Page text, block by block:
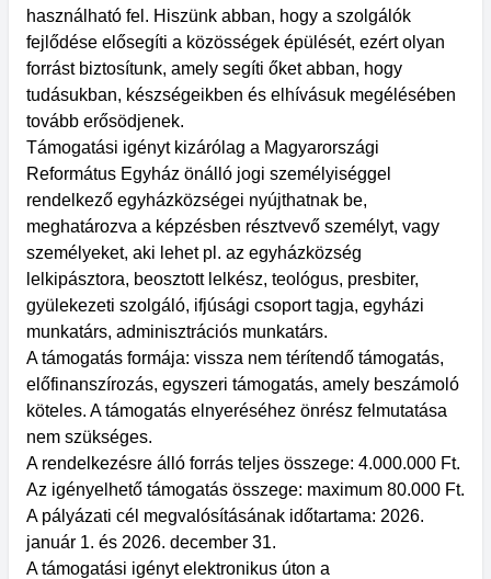
használható fel. Hiszünk abban, hogy a szolgálók
fejlődése elősegíti a közösségek épülését, ezért olyan
forrást biztosítunk, amely segíti őket abban, hogy
tudásukban, készségeikben és elhívásuk megélésében
tovább erősödjenek.
Támogatási igényt kizárólag a Magyarországi
Református Egyház önálló jogi személyiséggel
rendelkező egyházközségei nyújthatnak be,
meghatározva a képzésben résztvevő személyt, vagy
személyeket, aki lehet pl. az egyházközség
lelkipásztora, beosztott lelkész, teológus, presbiter,
gyülekezeti szolgáló, ifjúsági csoport tagja, egyházi
munkatárs, adminisztrációs munkatárs.
A támogatás formája: vissza nem térítendő támogatás,
előfinanszírozás, egyszeri támogatás, amely beszámoló
köteles. A támogatás elnyeréséhez önrész felmutatása
nem szükséges.
A rendelkezésre álló forrás teljes összege: 4.000.000 Ft.
Az igényelhető támogatás összege: maximum 80.000 Ft.
A pályázati cél megvalósításának időtartama: 2026.
január 1. és 2026. december 31.
A támogatási igényt elektronikus úton a